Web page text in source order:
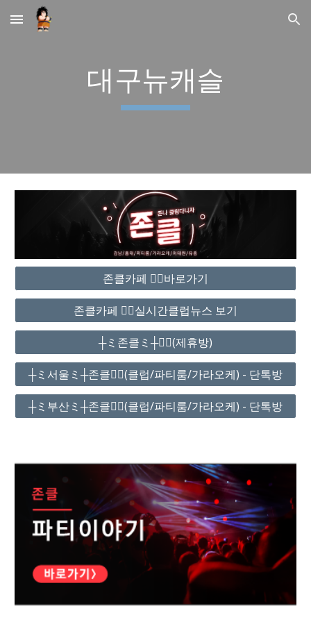
Skip to main content Skip to navigation
대구뉴캐슬
존클카페 ❤️‍🔥바로가기
존클카페 ❤️‍🔥실시간클럽뉴스 보기
┼ミ존클ミ┼❤️‍🔥(제휴방)
┼ミ서울ミ┼존클❤️‍🔥(클럽/파티룸/가라오케) - 단톡방
┼ミ부산ミ┼존클❤️‍🔥(클럽/파티룸/가라오케) - 단톡방